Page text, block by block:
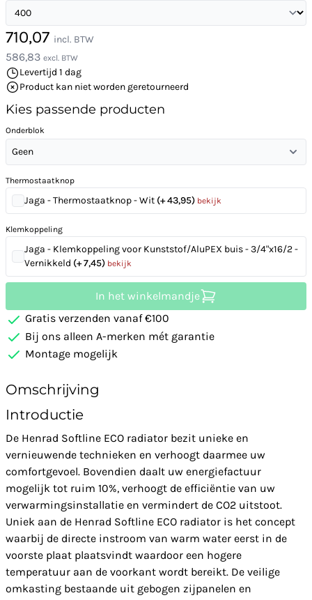
710,07 incl. BTW
586,83 excl. BTW
Levertijd 1 dag
Product kan niet worden geretourneerd
Kies passende producten
Onderblok
Geen
Thermostaatknop
Jaga - Thermostaatknop - Wit (+ 43,95) bekijk
Klemkoppeling
Jaga - Klemkoppeling voor Kunststof/AluPEX buis - 3/4"x16/2 -
Vernikkeld (+ 7,45) bekijk
In het winkelmandje
Gratis verzenden vanaf €100
Bij ons alleen A-merken mét garantie
Montage mogelijk
Omschrijving
Introductie
De Henrad Softline ECO radiator bezit unieke en
vernieuwende technieken en verhoogt daarmee uw
comfortgevoel. Bovendien daalt uw energiefactuur
mogelijk tot ruim 10%, verhoogt de efficiëntie van uw
verwarmingsinstallatie en vermindert de CO2 uitstoot.
Uniek aan de Henrad Softline ECO radiator is het concept
waarbij de directe instroom van warm water eerst in de
voorste plaat plaatsvindt waardoor een hogere
temperatuur aan de voorkant wordt bereikt. De veilige
omkasting bestaande uit gebogen zijpanelen en